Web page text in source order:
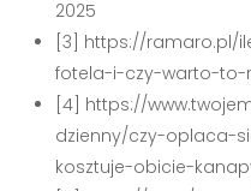
2025
[3] https://ramaro.pl/
fotela-i-czy-warto-to-
[4] https://
dzienny/czy-oplaca-
kosztuje-obicie-